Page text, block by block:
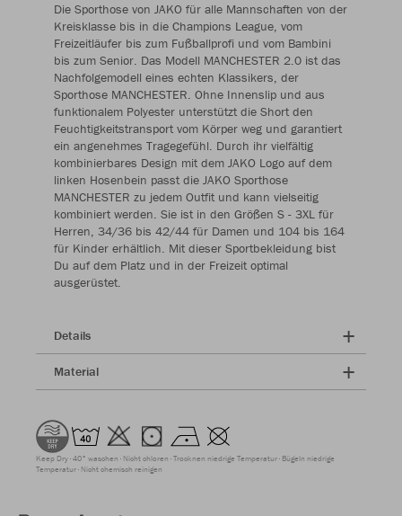
Die Sporthose von JAKO für alle Mannschaften von der
Kreisklasse bis in die Champions League, vom
Freizeitläufer bis zum Fußballprofi und vom Bambini
bis zum Senior. Das Modell MANCHESTER 2.0 ist das
Nachfolgemodell eines echten Klassikers, der
Sporthose MANCHESTER. Ohne Innenslip und aus
funktionalem Polyester unterstützt die Short den
Feuchtigkeitstransport vom Körper weg und garantiert
ein angenehmes Tragegefühl. Durch ihr vielfältig
kombinierbares Design mit dem JAKO Logo auf dem
linken Hosenbein passt die JAKO Sporthose
MANCHESTER zu jedem Outfit und kann vielseitig
kombiniert werden. Sie ist in den Größen S - 3XL für
Herren, 34/36 bis 42/44 für Damen und 104 bis 164
für Kinder erhältlich. Mit dieser Sportbekleidung bist
Du auf dem Platz und in der Freizeit optimal
ausgerüstet.
Details
Material
Keep Dry 40° waschen Nicht chloren Trocknen niedrige Temperatur Bügeln niedrige
Temperatur Nicht chemisch reinigen